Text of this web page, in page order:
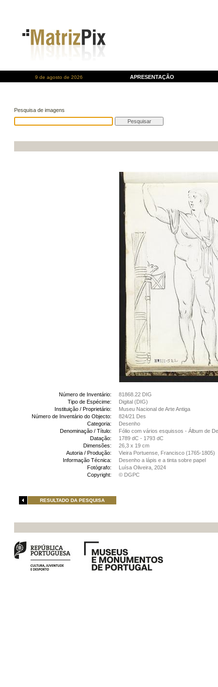
9 de agosto de 2026 APRESENTAÇÃO
Pesquisa de imagens
Número de Inventário:
81868.22 DIG
Tipo de Espécime:
Digital (DIG)
Instituição / Proprietário:
Museu Nacional de Arte Antiga
Número de Inventário do Objecto:
824/21 Des
Categoria:
Desenho
Denominação / Título:
Fólio com vários esquissos - Álbum de
Datação:
1789 dC - 1793 dC
Dimensões:
26,3 x 19 cm
Autoria / Produção:
Vieira Portuense, Francisco (1765-1805)
Informação Técnica:
Desenho a lápis e a tinta sobre papel
Fotógrafo:
Luísa Oliveira, 2024
Copyright:
© DGPC
RESULTADO DA PESQUISA